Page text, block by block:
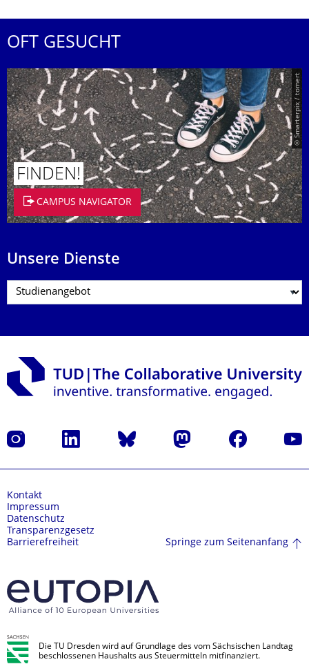
OFT GESUCHT
© Smarterpix / tomert
FINDEN!
CAMPUS NAVIGATOR
Unsere Dienste
Instagram LinkedIn Bluesky Mastodon Facebook
Kontakt
Impressum
Datenschutz
Transparenzgesetz
Barrierefreiheit
Springe zum Seitenanfang
Die TU Dresden wird auf Grundlage des vom Sächsischen Landtag
beschlossenen Haushalts aus Steuermitteln mitfinanziert.